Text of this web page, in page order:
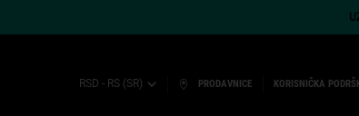
RSD - RS (SR) PRODAVNICE KORISNIČKA